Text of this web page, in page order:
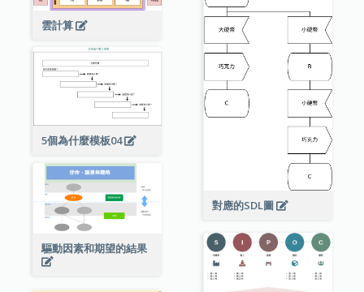
雲計算
對應的SDL圖
5個為什麼模板04
驅動因素和期望的結果